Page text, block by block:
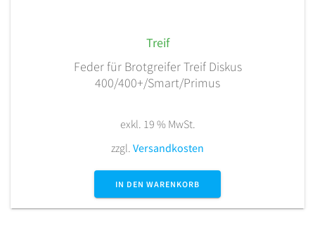
Treif
Feder für Brotgreifer Treif Diskus
400/400+/Smart/Primus
exkl. 19 % MwSt.
zzgl. Versandkosten
IN DEN WARENKORB